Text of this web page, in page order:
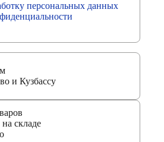
персональных данных
и Кузбассу
складе